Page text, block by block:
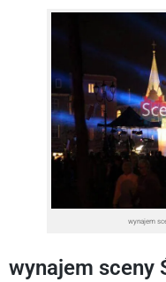
wynajem
wynajem sceny